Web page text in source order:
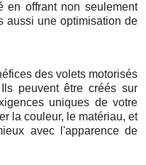
en offrant non seulement
aussi une optimisation de
des volets motorisés
peuvent être créés sur
uniques de votre
la couleur, le matériau, et
avec l'apparence de